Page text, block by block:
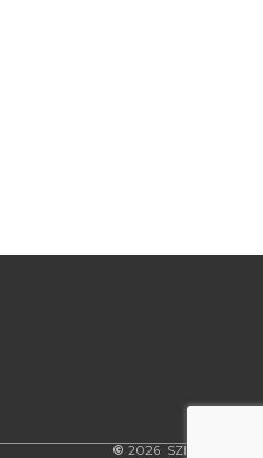
© 2026 SZILKER Kft.